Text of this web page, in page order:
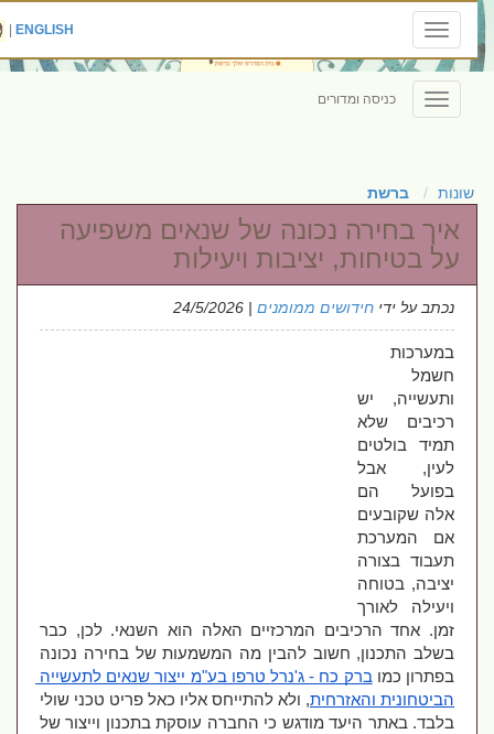
Toggle
navigation
ENGLISH
|
Toggle
navigation
כניסה ומדורים
שונות ברשת
איך בחירה נכונה של שנאים משפיעה
על בטיחות, יציבות ויעילות
נכתב על ידיחידושים ממומנים| 24/5/2026
במערכות
חשמל
ותעשייה, יש
רכיבים שלא
תמיד בולטים
לעין, אבל
בפועל הם
אלה שקובעים
אם המערכת
תעבוד בצורה
יציבה, בטוחה
ויעילה לאורך
זמן. אחד הרכיבים המרכזיים האלה הוא השנאי. לכן, כבר
בשלב התכנון, חשוב להבין מה המשמעות של בחירה נכונה
בפתרון כמו
ברק כח - ג'נרל טרפו בע"מ ייצור שנאים לתעשייה
הביטחונית והאזרחית
, ולא להתייחס אליו כאל פריט טכני שולי
בלבד. באתר היעד מודגש כי החברה עוסקת בתכנון וייצור של